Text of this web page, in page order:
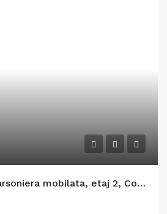
Far, de inchiriat garsoniera mobilata, etaj 2, Constanta